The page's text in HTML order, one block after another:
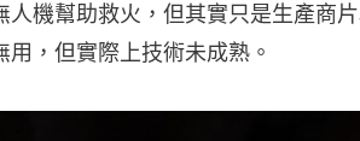
人機幫助救火，但其實只是生產商
，但實際上技術未成熟。